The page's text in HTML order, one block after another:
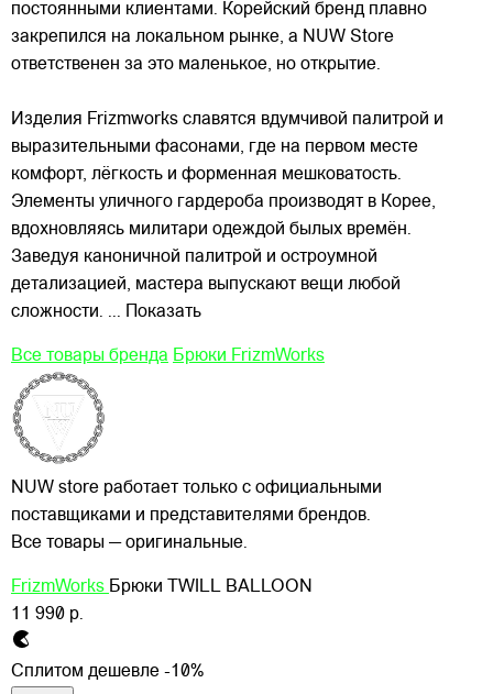
постоянными клиентами. Корейский бренд плавно
закрепился на локальном рынке, а NUW Store
ответственен за это маленькое, но открытие.
Изделия Frizmworks славятся вдумчивой палитрой и
выразительными фасонами, где на первом месте
комфорт, лёгкость и форменная мешковатость.
Элементы уличного гардероба производят в Корее,
вдохновляясь милитари одеждой былых времён.
Заведуя каноничной палитрой и остроумной
детализацией, мастера выпускают вещи любой
сложности. ... Показать
Все товары бренда Брюки FrizmWorks
NUW store работает только с официальными
поставщиками и представителями брендов.
Все товары — оригинальные.
FrizmWorks Брюки TWILL BALLOON
11 990 р.
Сплитом дешевле -10%